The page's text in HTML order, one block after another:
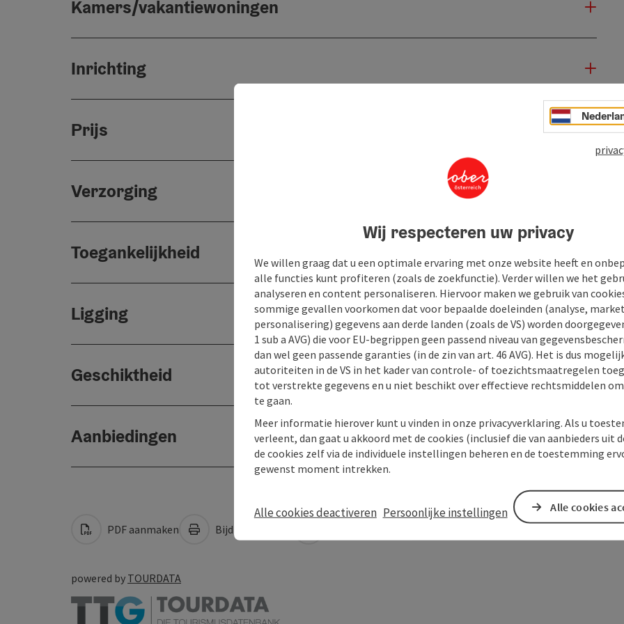
Kamers/vakantiewoningen
Inrichting
Prijs
Verzorging
Toegankelijkheid
Ligging
Geschiktheid
Aanbiedingen
PDF aanmaken Bijdrage printen
powered by TOURDATA
Wij respecteren uw privacy
We willen graag dat u een optimale ervaring met onze website heeft en
alle functies kunt profiteren (zoals de zoekfunctie). Verder willen we het
analyseren en content personaliseren. Hiervoor maken we gebruik van
sommige gevallen voorkomen dat voor bepaalde doeleinden (analyse,
personalisering) gegevens aan derde landen (zoals de VS) worden
1 sub a AVG) die voor EU-begrippen geen passend niveau van
dan wel geen passende garanties (in de zin van art. 46 AVG). Het is dus
autoriteiten in de VS in het kader van controle- of toezichtsmaatregelen
tot verstrekte gegevens en u niet beschikt over effectieve rechtsmiddelen
te gaan.
Meer informatie hierover kunt u vinden in onze privacyverklaring. Als u
verleent, dan gaat u akkoord met de cookies (inclusief die van aanbieders uit
de cookies zelf via de individuele instellingen beheren en de toestemming
gewenst moment intrekken.
Alle cookies deactiveren Persoonlijke instellingen Alle cookies